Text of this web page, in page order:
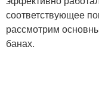
соответствующее
рассмотрим
банах.